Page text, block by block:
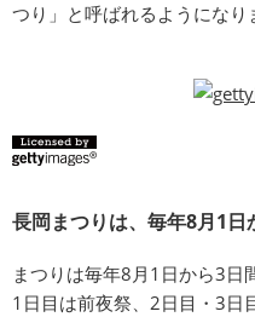
つり」と呼ばれるようになり
長岡まつりは、毎年8月1日
まつりは毎年8月1日から3日
1日目は前夜祭、2日目・3日